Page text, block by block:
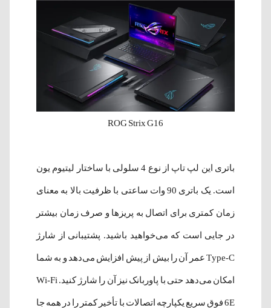
ROG Strix G16
باتری این لپ‌ تاپ از نوع 4 سلولی با ساختار لیتیوم یون
است. یک باتری 90 وات ساعتی با ظرفیت بالا به معنای
زمان کمتری برای اتصال به پریزها و صرف زمان بیشتر
در جایی است که می‌خواهید باشید. پشتیبانی از شارژ
Type-C عمر آن را بیش از پیش افزایش می‌دهد و به شما
امکان می‌دهد حتی با پاوربانک نیز آن را شارژ کنید. Wi-Fi
6E فوق سریع یکپارچه اتصالات با تأخیر کمتر را در همه جا